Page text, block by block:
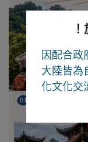
因配合政
大陸皆為
化文化交